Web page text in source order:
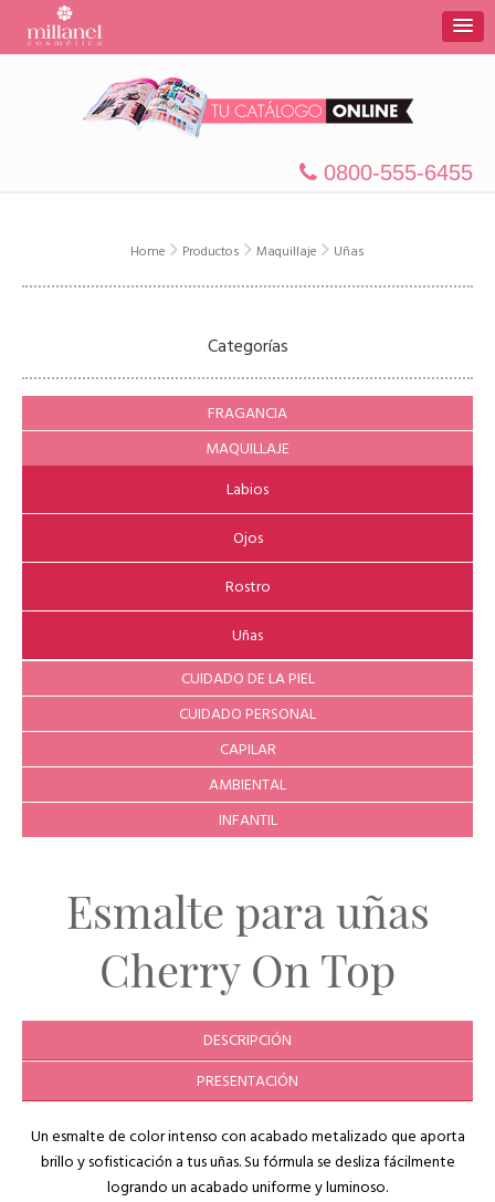
0800-555-6455
Home Productos Maquillaje Uñas
Categorías
FRAGANCIA
MAQUILLAJE
Labios
Ojos
Rostro
Uñas
CUIDADO DE LA PIEL
CUIDADO PERSONAL
CAPILAR
AMBIENTAL
INFANTIL
Esmalte para uñas
Cherry On Top
DESCRIPCIÓN
PRESENTACIÓN
Un esmalte de color intenso con acabado metalizado que aporta
brillo y sofisticación a tus uñas. Su fórmula se desliza fácilmente
logrando un acabado uniforme y luminoso.